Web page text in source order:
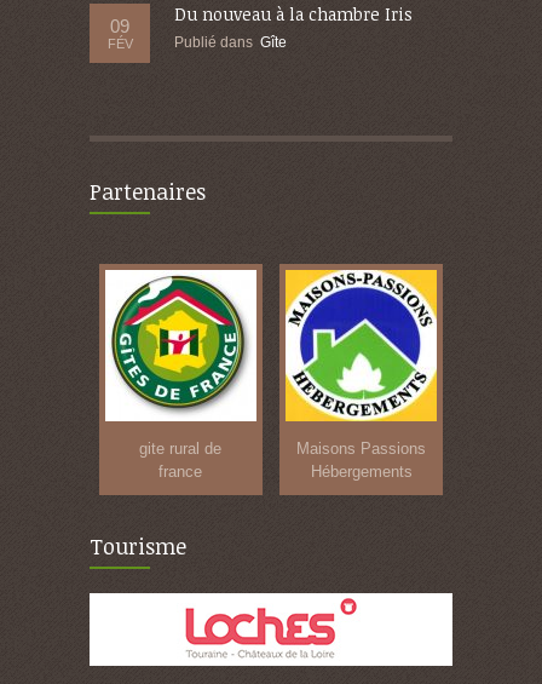
09
FÉV
Du nouveau à la chambre Iris
Publié dans Gîte
Partenaires
gite rural de
france
Maisons Passions
Hébergements
Tourisme